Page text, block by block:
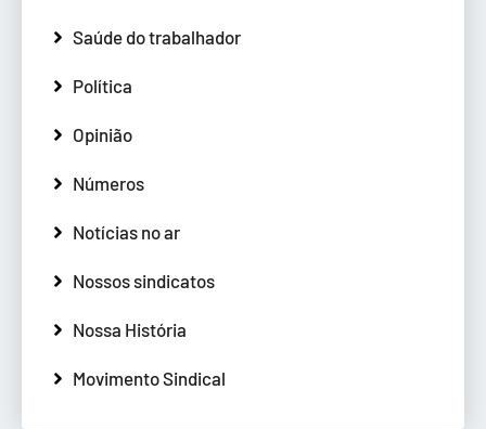
Saúde do trabalhador
Política
Opinião
Números
Notícias no ar
Nossos sindicatos
Nossa História
Movimento Sindical